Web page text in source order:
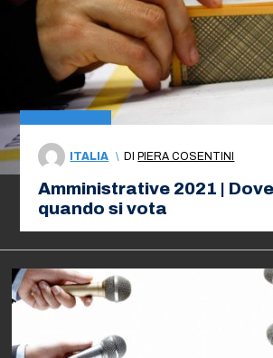
ITALIA \ DI PIERA COSENTINI
Amministrative 2021 |
quando si vota